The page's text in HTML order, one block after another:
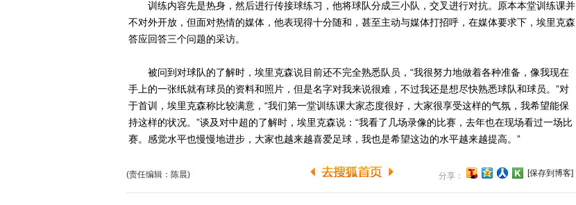
训练内容先是热身，然后进行传接球练习，他将球队分成三小队，交叉进行对抗。原本本堂训练课并
不对外开放，但面对热情的媒体，他表现得十分随和，甚至主动与媒体打招呼，在媒体要求下，埃里克森
答应回答三个问题的采访。
被问到对球队的了解时，埃里克森说目前还不完全熟悉队员，“我很努力地做着各种准备，像我现在
手上的一张纸就有球员的资料和照片，但是名字对我来说很难，不过我还是想尽快熟悉球队和球员。”对
于首训，埃里克森称比较满意，“我们第一堂训练课大家态度很好，大家很享受这样的气氛，我希望能保
持这样的状况。”谈及对中超的了解时，埃里克森说：“我看了几场录像的比赛，去年也在现场看过一场比
赛。感觉水平也慢慢地进步，大家也越来越喜爱足球，我也是希望这边的水平越来越提高。”
(责任编辑：陈晨) 分享： [保存到博客]